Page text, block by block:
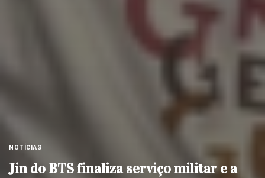
NOTÍCIAS
Jin do BTS finaliza serviço militar e a